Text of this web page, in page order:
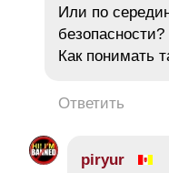
Или по
Как понимать
Ответить
piryur